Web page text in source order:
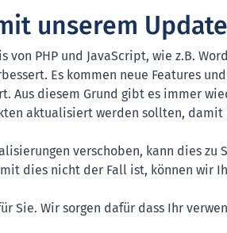
unserem
PHP und JavaScript, wie z.B.
Es kommen neue Features
Aus diesem Grund gibt es immer
aktualisiert werden sollten,
verschoben, kann dies zu
dies nicht der Fall ist, können wir
Sie. Wir sorgen dafür dass Ihr